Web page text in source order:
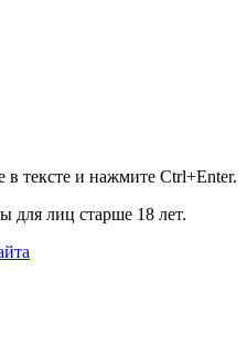
в тексте и нажмите Ctrl+Enter.
для лиц старше 18 лет.